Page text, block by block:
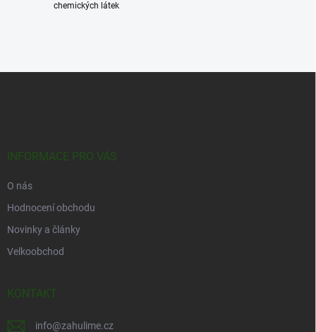
chemických látek
INFORMACE PRO VÁS
O nás
Hodnocení obchodu
Novinky a články
Velkoobchod
KONTAKT
info@zahulime.cz